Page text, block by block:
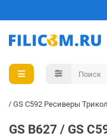
/ GS C592 Ресиверы
GS B627 / GS